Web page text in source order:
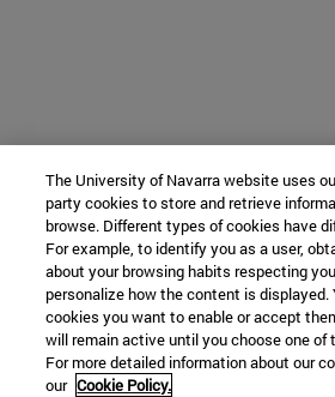
The University of Navarra website uses
party cookies to store and retrieve
browse. Different types of cookies have
For example, to identify you as a user,
about your browsing habits respecting
personalize how the content is
cookies you want to enable or accept
will remain active until you choose one of
For more detailed information about our
our Cookie Policy.